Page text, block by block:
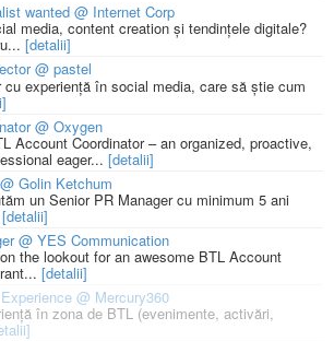
wanted @ Internet Corp
media, content creation și tendințele digitale?
[detalii]
@ pastel
experiență în social media, care să știe cum
@ Oxygen
Account Coordinator – an organized, proactive,
eager... [detalii]
Golin Ketchum
un Senior PR Manager cu minimum 5 ani
[detalii]
@ YES Communication
the lookout for an awesome BTL Account
[detalii]
@ Mercury360
în zona de BTL (evenimente, activări,